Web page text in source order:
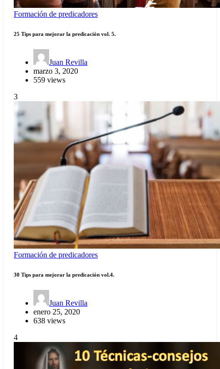
Formación de predicadores
25 Tips para mejorar la predicación vol. 5.
Juan Revilla
marzo 3, 2020
559 views
3
Formación de predicadores
30 Tips para mejorar la predicación vol.4.
Juan Revilla
enero 25, 2020
638 views
4